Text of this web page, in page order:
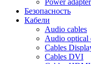
Power adapter
Безопасность
Кабели
Audio cables
Audio optical
Cables
Cables DVI